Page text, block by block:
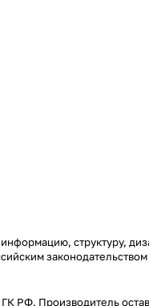
структуру,
РФ. Производитель